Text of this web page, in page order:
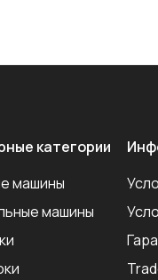
категории
машины
машины